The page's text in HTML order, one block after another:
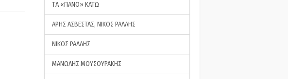
ΤA «ΠΑΝΟ» ΚΑΤΩ
ΑΡΗΣ ΑΣΒΕΣΤΑΣ, ΝΙΚΟΣ ΡΑΛΛΗΣ
ΝΙΚΟΣ ΡΑΛΛΗΣ
ΜΑΝΩΛΗΣ ΜΟΥΣΟΥΡΑΚΗΣ